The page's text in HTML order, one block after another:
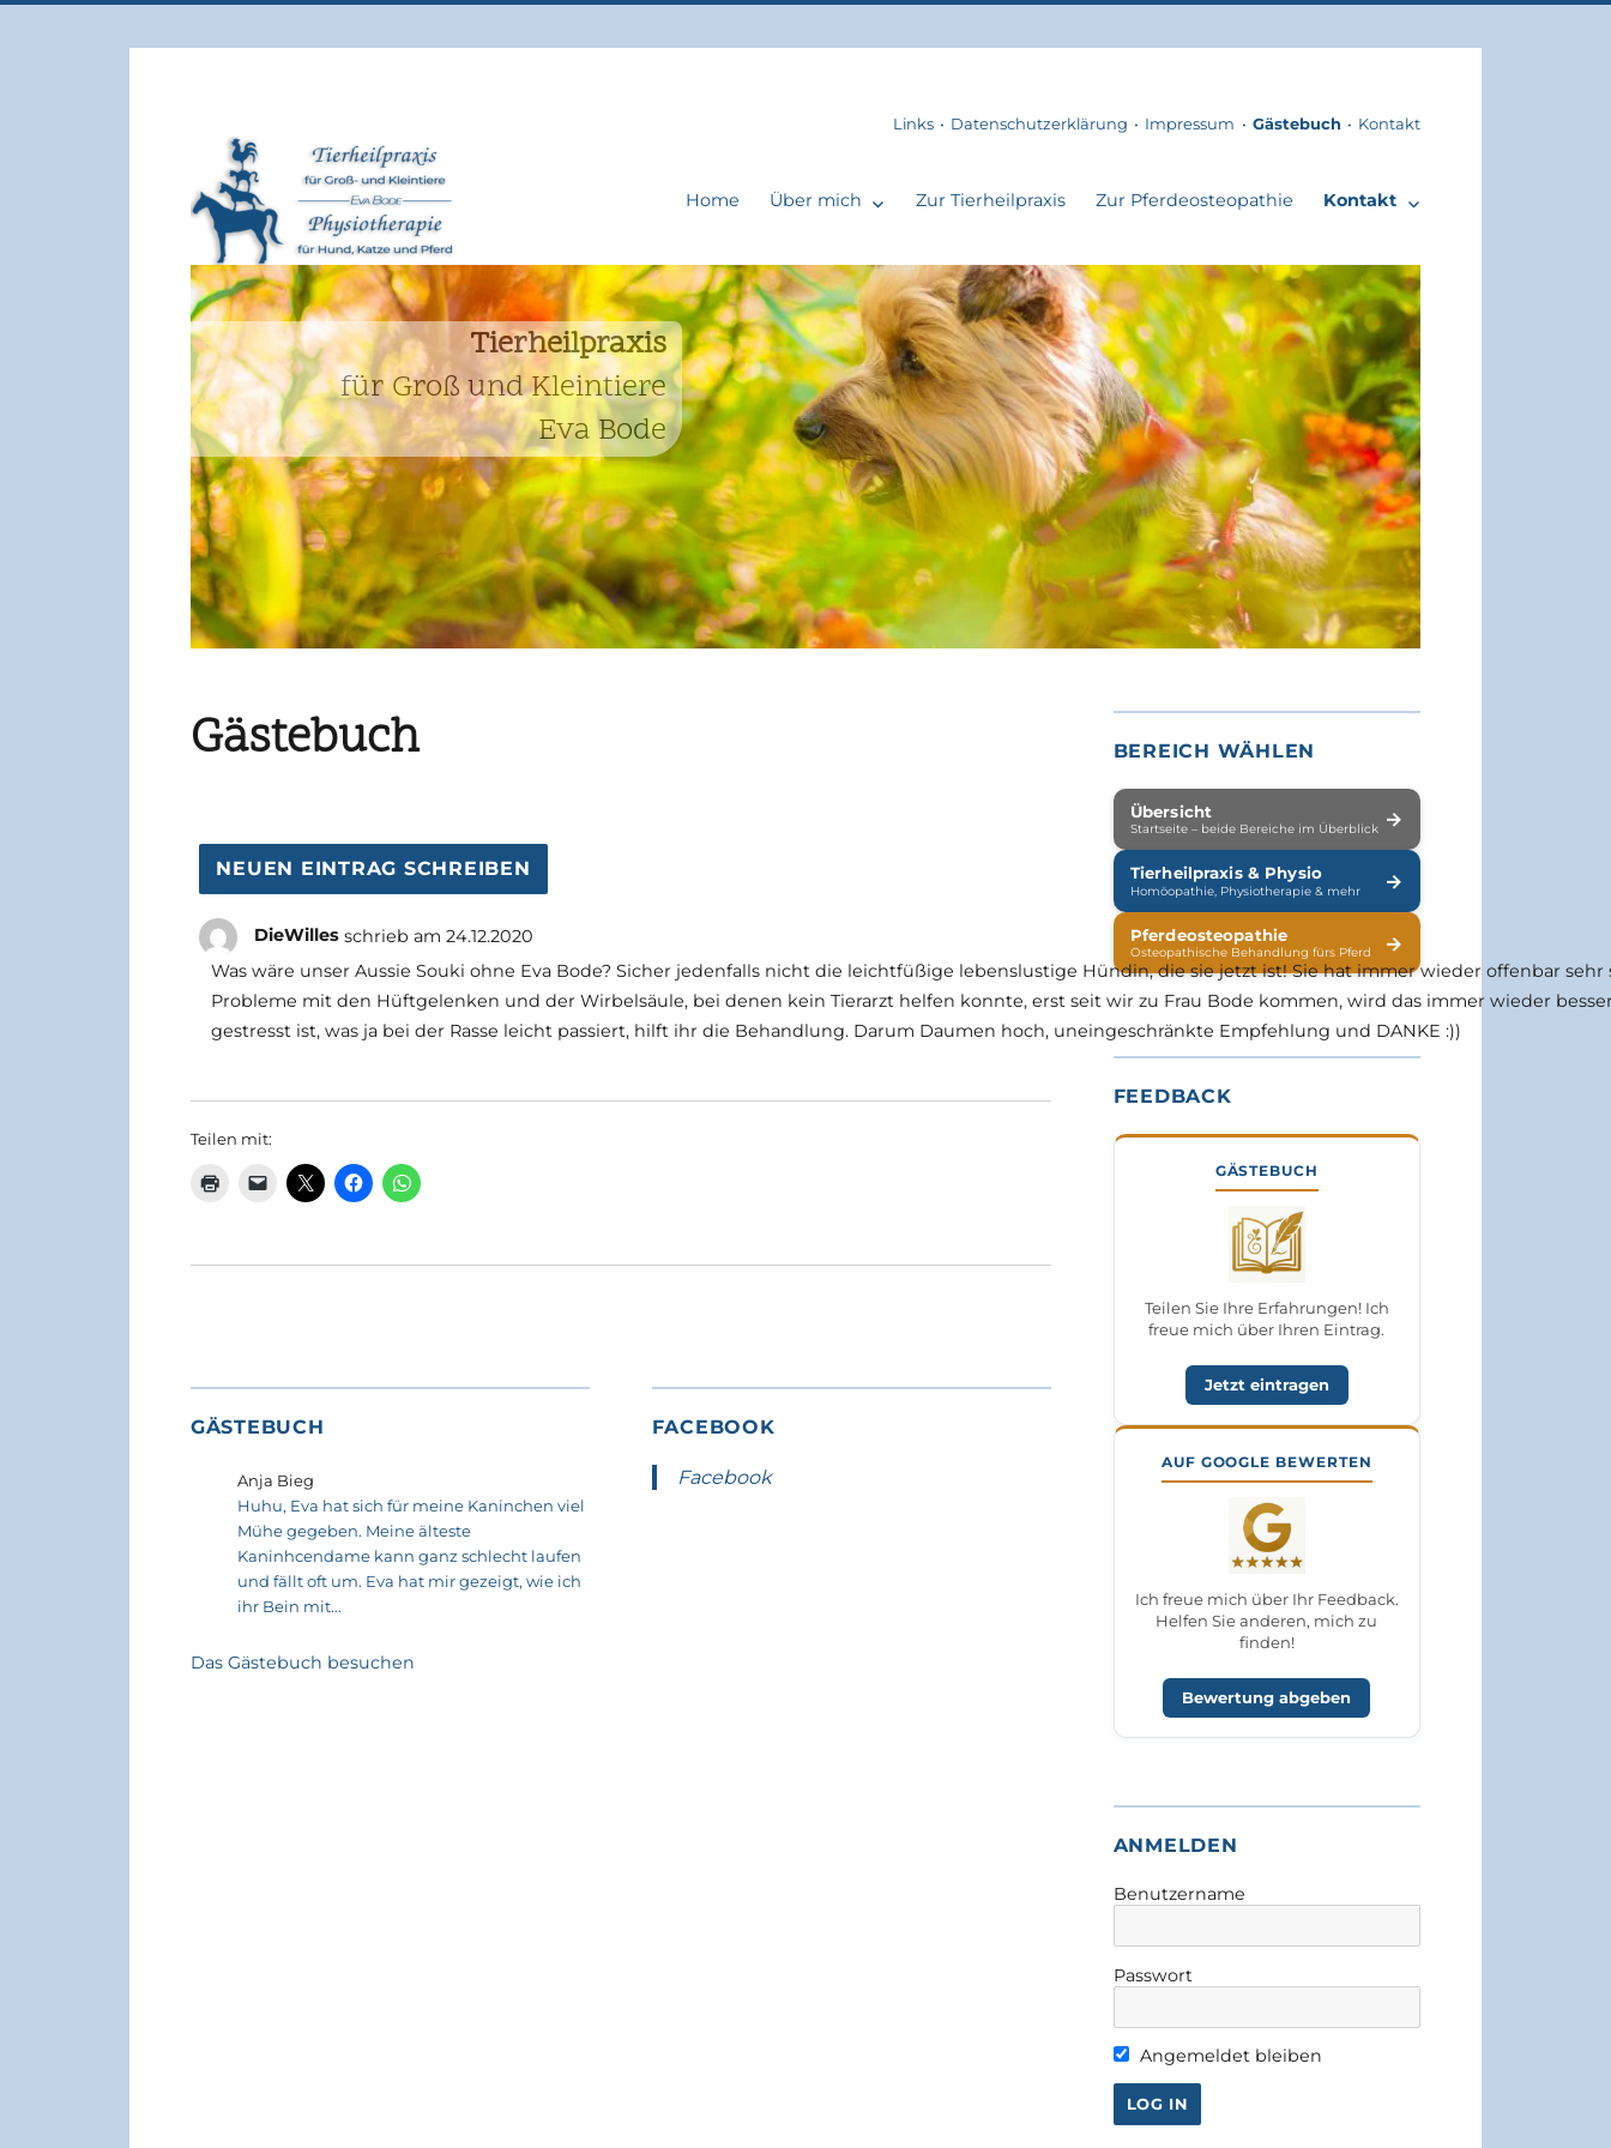
Kontakt
Gästebuch
Impressum
Datenschutzerklärung
Links
Tierheilpraxis
für Groß und Kleintiere
Home Über mich Zur Tierheilpraxis Zur Pferdeosteopathie Kontakt
Tierheilpraxis
für Groß und Kleintiere
Eva Bode
Gästebuch
DieWillesschrieb am 24.12.2020
Was wäre unser Aussie Souki ohne Eva Bode? Sicher jedenfalls nicht die leichtfüßige lebenslustige Hündin, die sie jetzt ist! Sie hat immer wieder offenbar sehr
Probleme mit den Hüftgelenken und der Wirbelsäule, bei denen kein Tierarzt helfen konnte, erst seit wir zu Frau Bode kommen, wird das immer wieder
gestresst ist, was ja bei der Rasse leicht passiert, hilft ihr die Behandlung. Darum Daumen hoch, uneingeschränkte Empfehlung und DANKE :))
Teilen mit:
GÄSTEBUCH
Anja Bieg
Huhu, Eva hat sich für meine Kaninchen viel
Mühe gegeben. Meine älteste
Kaninhcendame kann ganz schlecht laufen
und fällt oft um. Eva hat mir gezeigt, wie ich
ihr Bein mit...
Das Gästebuch besuchen
FACEBOOK
Facebook
BEREICH WÄHLEN
Übersicht
Startseite – beide Bereiche im Überblick →
Tierheilpraxis & Physio
Homöopathie, Physiotherapie & mehr →
Pferdeosteopathie
Osteopathische Behandlung fürs Pferd →
FEEDBACK
GÄSTEBUCH
Teilen Sie Ihre Erfahrungen! Ich
freue mich über Ihren Eintrag.
Jetzt eintragen
AUF GOOGLE BEWERTEN
Ich freue mich über Ihr Feedback.
Helfen Sie anderen, mich zu
finden!
Bewertung abgeben
ANMELDEN
Benutzername
Passwort
Angemeldet bleiben